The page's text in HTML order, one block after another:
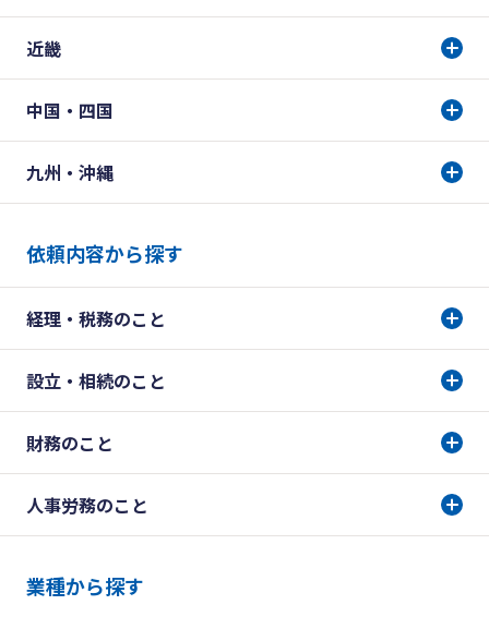
近畿
中国・四国
九州・沖縄
依頼内容から探す
経理・税務のこと
設立・相続のこと
財務のこと
人事労務のこと
業種から探す